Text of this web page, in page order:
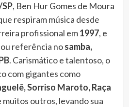
, Ben Hur Gomes de Moura
respiram música desde
profissional em1997, e
referência nosamba,
. Carismático e talentoso, o
com gigantes como
Sorriso Maroto, Raça
muitos outros, levando sua